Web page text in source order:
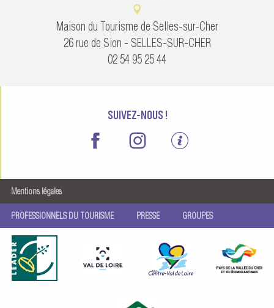
Maison du Tourisme de Selles-sur-Cher
26 rue de Sion - SELLES-SUR-CHER
02 54 95 25 44
SUIVEZ-NOUS !
Mentions légales
PROFESSIONNELS DU TOURISME PRESSE GROUPES